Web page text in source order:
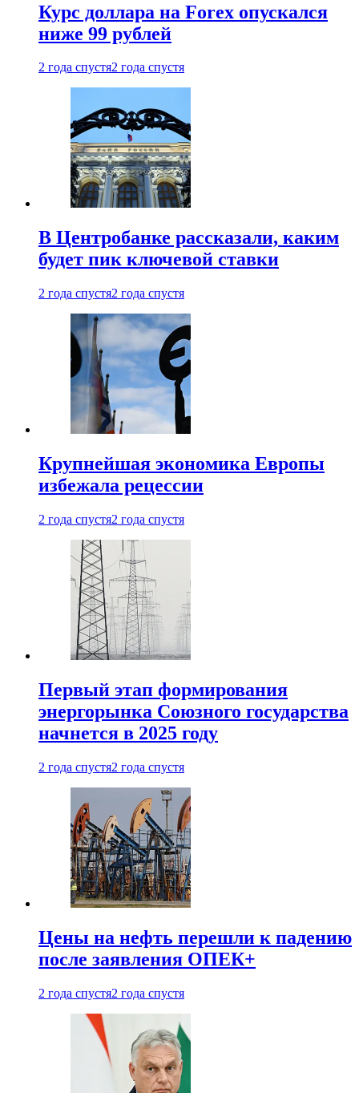
Курс доллара на Forex опускался
ниже 99 рублей
2 года спустя2 года спустя
В Центробанке рассказали, каким
будет пик ключевой ставки
2 года спустя2 года спустя
Крупнейшая экономика Европы
избежала рецессии
2 года спустя2 года спустя
Первый этап формирования
энергорынка Союзного государства
начнется в 2025 году
2 года спустя2 года спустя
Цены на нефть перешли к падению
после заявления ОПЕК+
2 года спустя2 года спустя